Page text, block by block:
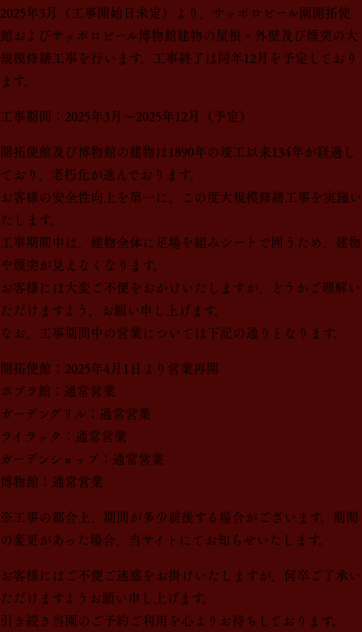
2025年3月（工事開始日未定）より、サッポロビール園開拓使
館およびサッポロビール博物館建物の屋根・外壁及び煙突の大
規模修繕工事を行います。工事終了は同年12月を予定しており
ます。
工事期間：2025年3月～2025年12月（予定）
開拓使館及び博物館の建物は1890年の竣工以来134年が経過し
ており、老朽化が進んでおります。
お客様の安全性向上を第一に、この度大規模修繕工事を実施い
たします。
工事期間中は、建物全体に足場を組みシートで囲うため、建物
や煙突が見えなくなります。
お客様には大変ご不便をおかけいたしますが、どうかご理解い
ただけますよう、お願い申し上げます。
なお、工事期間中の営業については下記の通りとなります。
開拓使館：2025年4月1日より営業再開
ポプラ館：通常営業
ガーデングリル：通常営業
ライラック：通常営業
ガーデンショップ：通常営業
博物館：通常営業
※工事の都合上、期間が多少前後する場合がございます。期間
の変更があった場合、当サイトにてお知らせいたします。
お客様にはご不便ご迷惑をお掛けいたしますが、何卒ご了承い
ただけますようお願い申し上げます。
引き続き当園のご予約ご利用を心よりお待ちしております。